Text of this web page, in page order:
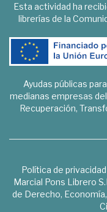
Esta actividad ha
librerías de la
Ayudas públicas
medianas empresas
Recuperación,
Política de privacidad
Marcial Pons Librero
de Derecho,